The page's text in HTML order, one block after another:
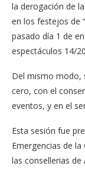
la derogación de
en los festejos de
pasado día 1 de
espectáculos 14/
Del mismo modo,
cero, con el
eventos, y en el
Esta sesión fue
Emergencias de
las consellerias de